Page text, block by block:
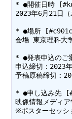
* ●開催日時
2023年6月21日（
* ●場所
会場 東京理科
* ●発表申込の
申込締切：2023
予稿原稿締切：
* ●申し込み先
映像情報メディ
※ポスターセッシ